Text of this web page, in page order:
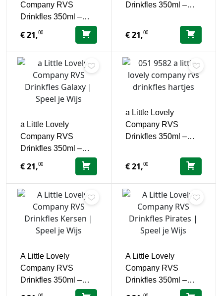
Company RVS
Drinkfles 350ml –…
€21,00
Drinkfles 350ml –…
€21,00
a Little Lovely
Company RVS
Drinkfles 350ml –…
€21,00
a Little Lovely
Company RVS
Drinkfles 350ml –…
€21,00
A Little Lovely
Company RVS
Drinkfles 350ml –…
A Little Lovely
Company RVS
Drinkfles 350ml –…